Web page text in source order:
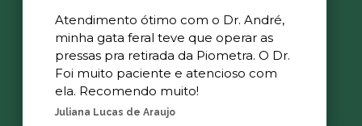
Atendimento ótimo com o Dr. André,
minha gata feral teve que operar as
pressas pra retirada da Piometra. O Dr.
Foi muito paciente e atencioso com
ela. Recomendo muito!
Juliana Lucas de Araujo